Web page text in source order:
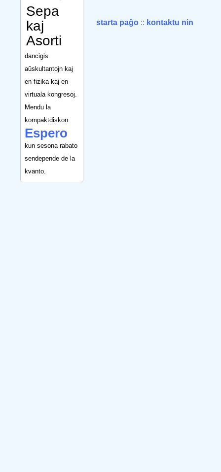
Sepa
kaj
Asorti
dancigis
aŭskultantojn kaj
en fizika kaj en
virtuala kongresoj.
Mendu la
kompaktdiskon
Espero
kun sesona rabato
sendepende de la
kvanto.
starta paĝo :: kontaktu nin